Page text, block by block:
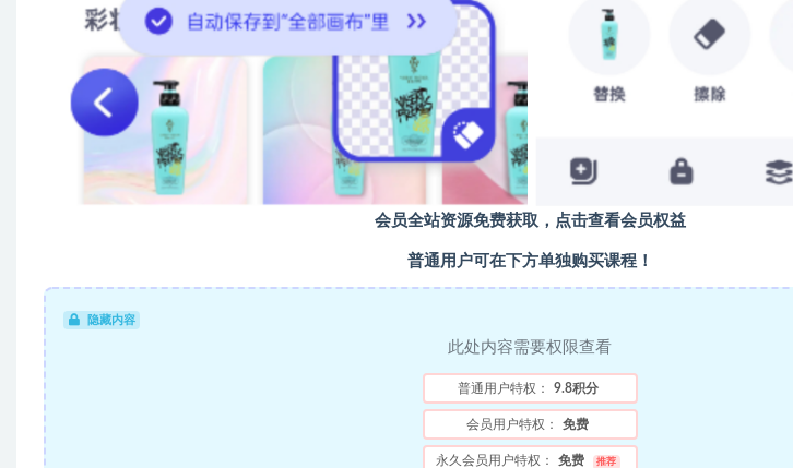
会员全站资源免费获取，点击查看会员权益
普通用户可在下方单独购买课程！
隐藏内容
此处内容需要权限查看
普通用户特权： 9.8积分
会员用户特权： 免费
永久会员用户特权： 免费 推荐